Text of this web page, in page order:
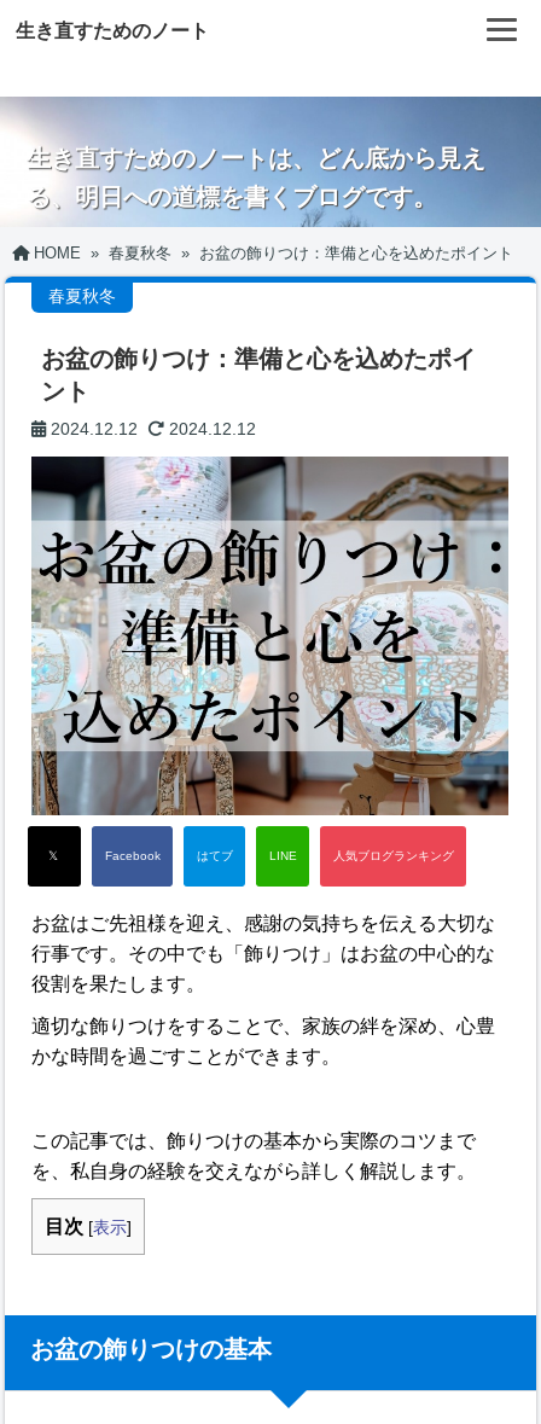
生き直すためのノート
生き直すためのノートは、どん底から見え
る、明日への道標を書くブログです。
HOME » 春夏秋冬 » お盆の飾りつけ：準備と心を込めたポイント
春夏秋冬
お盆の飾りつけ：準備と心を込めたポイ
ント
2024.12.12 2024.12.12
お盆はご先祖様を迎え、感謝の気持ちを伝える大切な
行事です。その中でも「飾りつけ」はお盆の中心的な
役割を果たします。
適切な飾りつけをすることで、家族の絆を深め、心豊
かな時間を過ごすことができます。
この記事では、飾りつけの基本から実際のコツまで
を、私自身の経験を交えながら詳しく解説します。
目次 [表示]
お盆の飾りつけの基本